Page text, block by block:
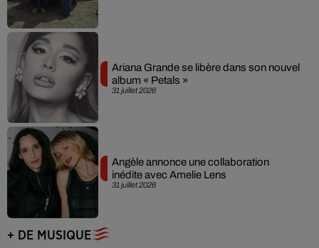
31 juillet 2026
Ariana Grande se libère dans son nouvel
album « Petals »
31 juillet 2026
Angèle annonce une collaboration
inédite avec Amelie Lens
+ DE MUSIQUE